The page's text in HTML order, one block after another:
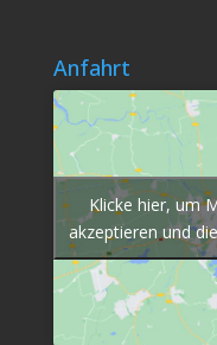
Anfahrt
Klicke hier, um
akzeptieren und